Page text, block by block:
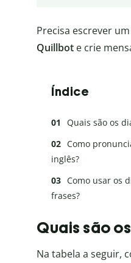
Precisa escrever
Quillbot e crie
Índice
Quais são os
Como
inglês?
Como usar os
frases?
Quais são
Na tabela a seguir,